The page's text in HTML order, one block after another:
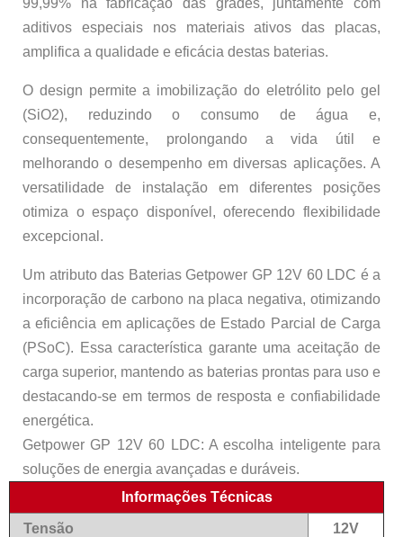
99,99% na fabricação das grades, juntamente com
aditivos especiais nos materiais ativos das placas,
amplifica a qualidade e eficácia destas baterias.
O design permite a imobilização do eletrólito pelo gel
(SiO2), reduzindo o consumo de água e,
consequentemente, prolongando a vida útil e
melhorando o desempenho em diversas aplicações. A
versatilidade de instalação em diferentes posições
otimiza o espaço disponível, oferecendo flexibilidade
excepcional.
Um atributo das Baterias Getpower GP 12V 60 LDC é a
incorporação de carbono na placa negativa, otimizando
a eficiência em aplicações de Estado Parcial de Carga
(PSoC). Essa característica garante uma aceitação de
carga superior, mantendo as baterias prontas para uso e
destacando-se em termos de resposta e confiabilidade
energética.
Getpower GP 12V 60 LDC: A escolha inteligente para
soluções de energia avançadas e duráveis.
Informações Técnicas
Tensão 12V